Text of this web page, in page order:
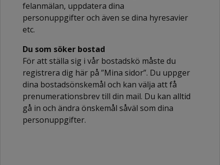
felanmälan, uppdatera dina
personuppgifter och även se dina hyresavier
etc.
Du som söker bostad
För att ställa sig i vår bostadskö måste du
registrera dig här på ”Mina sidor”. Du uppger
dina bostadsönskemål och kan välja att få
prenumerationsbrev till din mail. Du kan alltid
gå in och ändra önskemål såväl som dina
personuppgifter.